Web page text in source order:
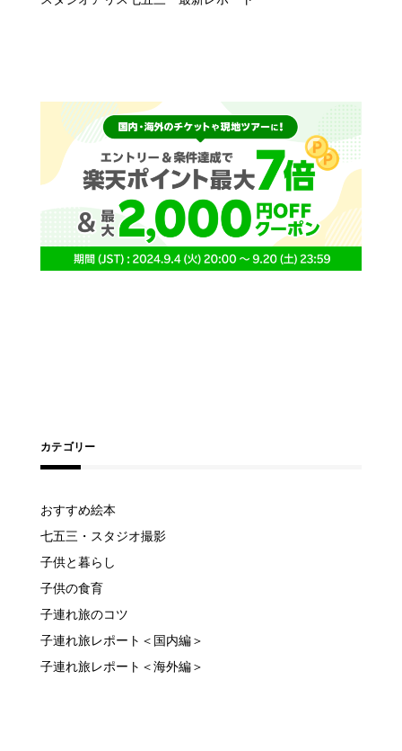
カテゴリー
おすすめ絵本
七五三・スタジオ撮影
子供と暮らし
子供の食育
子連れ旅のコツ
子連れ旅レポート＜国内編＞
子連れ旅レポート＜海外編＞